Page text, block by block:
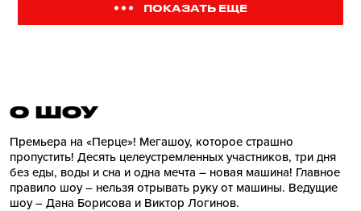
ПОКАЗАТЬ ЕЩЕ
О ШОУ
Премьера на «Перце»! Мегашоу, которое страшно
пропустить! Десять целеустремленных участников, три дня
без еды, воды и сна и одна мечта – новая машина! Главное
правило шоу – нельзя отрывать руку от машины. Ведущие
шоу – Дана Борисова и Виктор Логинов.